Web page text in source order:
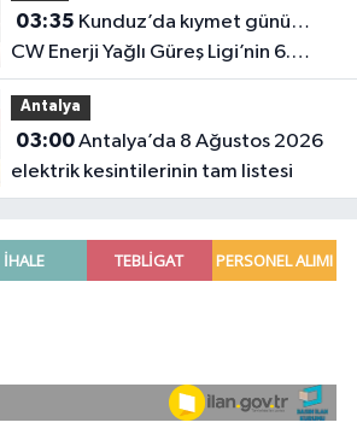
03:35
CW Enerji Yağlı Güreş Ligi’nin 6.
Etabı öncesi nefesler tutuldu
Antalya
03:00Antalya’da 8 Ağustos 2026
elektrik kesintilerinin tam listesi